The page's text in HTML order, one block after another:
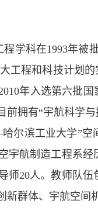
学科在1993年被
工程和科技计划
年入选第六批
前拥有“宇航科学
尔滨工业大学”
宇航制造工程系
师20人。教师队
群体、宇航空间